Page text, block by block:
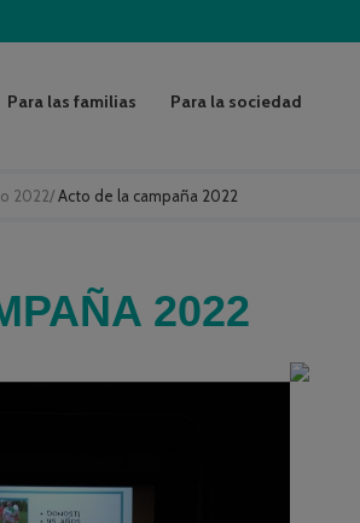
2022/Acto de la campaña 2022
Para las familias Para la sociedad
2022